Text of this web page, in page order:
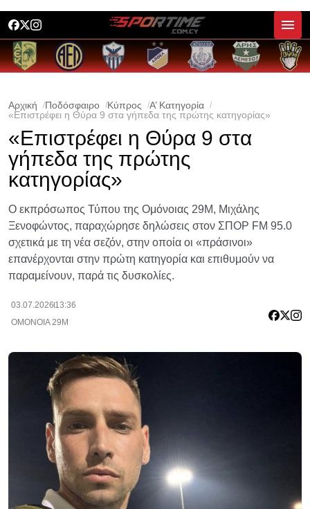
Αρχική Ποδόσφαιρο Κύπρος
Α’ Κατηγορία
«Επιστρέφει η Θύρα 9 στα γήπεδα της πρώτης κατηγορίας»
«Επιστρέφει η Θύρα 9 στα
γήπεδα της πρώτης
κατηγορίας»
Ο εκπρόσωπος Τύπου της Ομόνοιας 29Μ, Μιχάλης
Ξενοφώντος, παραχώρησε δηλώσεις στον ΣΠΟΡ FM 95.0
σχετικά με τη νέα σεζόν, στην οποία οι «πράσινοι»
επανέρχονται στην πρώτη κατηγορία και επιθυμούν να
παραμείνουν, παρά τις δυσκολίες.
03.07.2026 13:36
ΟΜΟΝΟΙΑ 29Μ